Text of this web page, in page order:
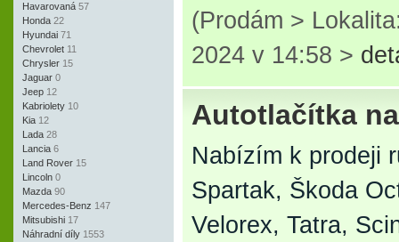
Havarovaná 57
Honda 22
Hyundai 71
Chevrolet 11
Chrysler 15
Jaguar 0
Jeep 12
Kabriolety 10
Kia 12
Lada 28
Lancia 6
Land Rover 15
Lincoln 0
Mazda 90
Mercedes-Benz 147
Mitsubishi 17
Náhradní díly 1553
(Prodám >
2024 v 14:58 >
Autotlačítka
Nabízím k prodeji
Spartak, Škoda
Velorex, Tatra,